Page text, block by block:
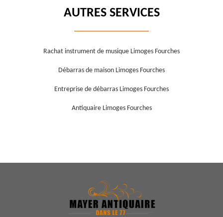
AUTRES SERVICES
Rachat instrument de musique Limoges Fourches
Débarras de maison Limoges Fourches
Entreprise de débarras Limoges Fourches
Antiquaire Limoges Fourches